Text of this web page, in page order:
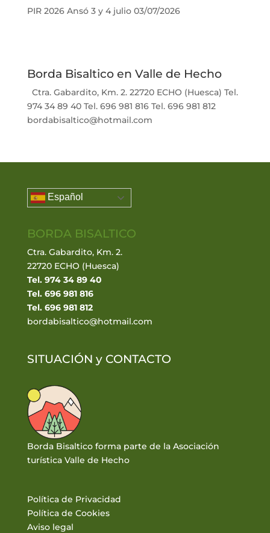
PIR 2026 Ansó 3 y 4 julio 03/07/2026
Borda Bisaltico en Valle de Hecho
Ctra. Gabardito, Km. 2. 22720 ECHO (Huesca) Tel.
974 34 89 40 Tel. 696 981 816 Tel. 696 981 812
bordabisaltico@hotmail.com
Español
BORDA BISALTICO
Ctra. Gabardito, Km. 2.
22720 ECHO (Huesca)
Tel. 974 34 89 40
Tel. 696 981 816
Tel. 696 981 812
bordabisaltico@hotmail.com
SITUACIÓN y CONTACTO
Borda Bisaltico forma parte de la Asociación
turística Valle de Hecho
Política de Privacidad
Política de Cookies
Aviso legal